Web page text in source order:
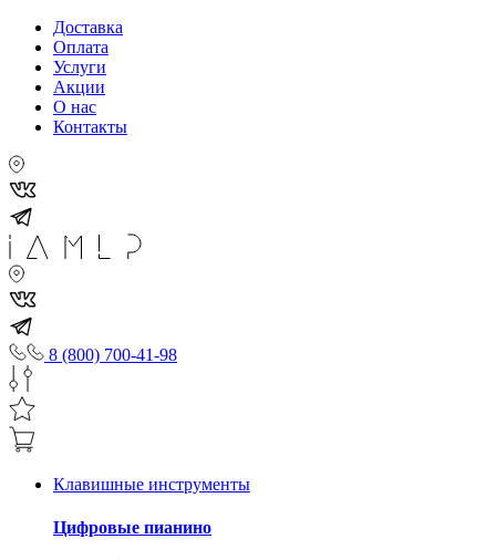
Доставка
Оплата
Услуги
Акции
О нас
Контакты
8 (800) 700-41-98
Клавишные инструменты
Цифровые пианино